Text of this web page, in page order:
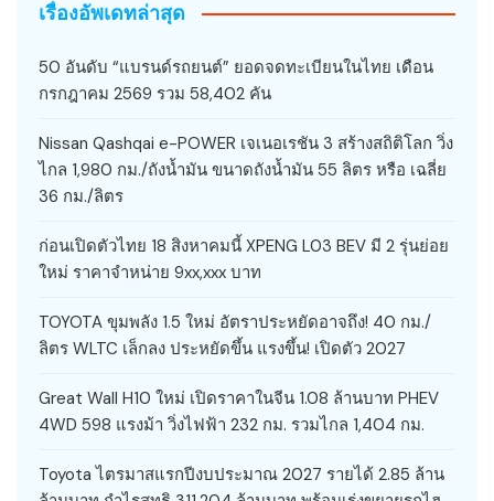
เรื่องอัพเดทล่าสุด
50 อันดับ “แบรนด์รถยนต์” ยอดจดทะเบียนในไทย เดือน
กรกฎาคม 2569 รวม 58,402 คัน
Nissan Qashqai e-POWER เจเนอเรชัน 3 สร้างสถิติโลก วิ่ง
ไกล 1,980 กม./ถังน้ำมัน ขนาดถังน้ำมัน 55 ลิตร หรือ เฉลี่ย
36 กม./ลิตร
ก่อนเปิดตัวไทย 18 สิงหาคมนี้ XPENG L03 BEV มี 2 รุ่นย่อย
ใหม่ ราคาจำหน่าย 9xx,xxx บาท
TOYOTA ขุมพลัง 1.5 ใหม่ อัตราประหยัดอาจถึง! 40 กม./
ลิตร WLTC เล็กลง ประหยัดขึ้น แรงขึ้น! เปิดตัว 2027
Great Wall H10 ใหม่ เปิดราคาในจีน 1.08 ล้านบาท PHEV
4WD 598 แรงม้า วิ่งไฟฟ้า 232 กม. รวมไกล 1,404 กม.
Toyota ไตรมาสแรกปีงบประมาณ 2027 รายได้ 2.85 ล้าน